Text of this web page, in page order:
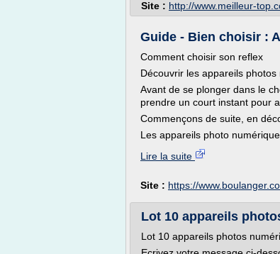
Site : http://www.meilleur-
Guide - Bien choisir :
Comment choisir son reflex
Découvrir les appareils photos
Avant de se plonger dans le
prendre un court instant pour
Commençons de suite, en
Les appareils photo
Lire la suite
Site : https://
Lot 10 appareils
Lot 10 appareils photos